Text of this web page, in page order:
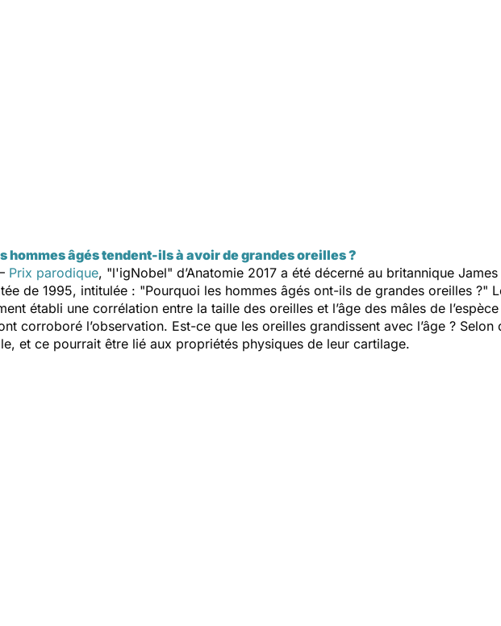
hommes âgés tendent-ils à avoir de grandes oreilles ?
Prix parodique, "l'igNobel" d’Anatomie 2017 a été décerné au britannique
de 1995, intitulée : "Pourquoi les hommes âgés ont-ils de grandes oreilles ?"
établi une corrélation entre la taille des oreilles et l’âge des mâles de
corroboré l’observation. Est-ce que les oreilles grandissent avec l’âge ? Selon
et ce pourrait être lié aux propriétés physiques de leur cartilage.